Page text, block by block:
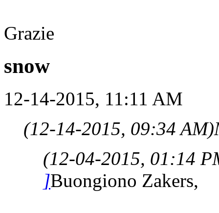
Grazie
snow
12-14-2015, 11:11 AM
(12-14-2015, 09:34 AM)
(12-04-2015, 01:14
]Buongiono Zakers,